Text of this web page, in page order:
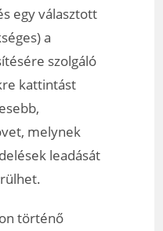
egy választott
a
szolgáló
kattintást
melynek
leadását
történő